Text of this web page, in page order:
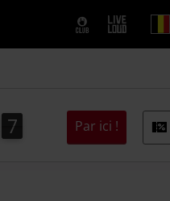
4
5
4
6
5 Par ici !